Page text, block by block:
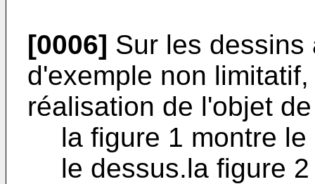
[0006] Sur les
d'exemple non
réalisation de l'objet
la figure 1 montre
le dessus.la figure